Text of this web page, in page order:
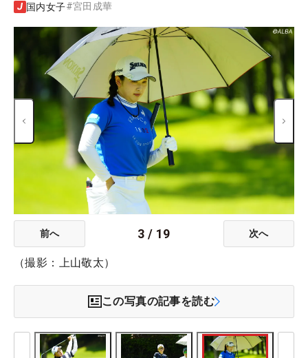
国内女子#宮田成華
前へ 3 / 19 次へ
（撮影：上山敬太）
この写真の記事を読む